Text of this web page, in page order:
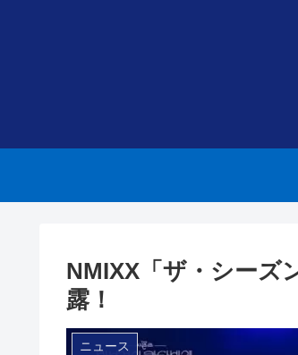
NMIXX「ザ・シーズ
露！
ニュース